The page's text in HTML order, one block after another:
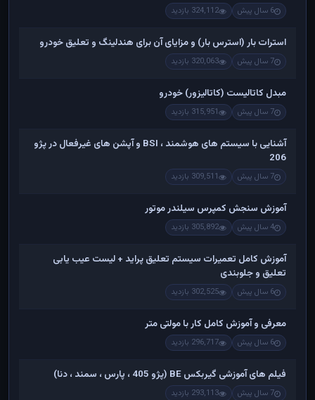
6 سال پیش 324,112 بازدید
استرات بار (استرس بار) و مزایای آن برای هندلینگ و تعلیق خودرو
7 سال پیش 320,063 بازدید
مبدل کاتالیست (کاتالیزور) خودرو
7 سال پیش 315,951 بازدید
آشنایی با سیستم های هوشمند ، BSI و آپشن های غیرفعال در پژو
206
7 سال پیش 309,511 بازدید
آموزش سنجش کمپرس سیلندر موتور
4 سال پیش 305,892 بازدید
آموزش کامل تعمیرات سیستم تعلیق پراید + لیست عیب یابی
تعلیق و جلوبندی
6 سال پیش 302,525 بازدید
معرفی و آموزش کامل کار با مولتی متر
6 سال پیش 296,717 بازدید
فیلم های آموزشی گیربکس BE (پژو 405 ، پارس ، سمند ، دنا)
7 سال پیش 293,113 بازدید